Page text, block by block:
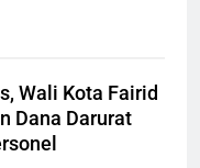
Wali Kota Fairid
Dana Darurat